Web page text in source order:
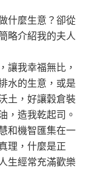
什麼生意？卻從
略介紹我的夫人
讓我幸福無比，
水的生意，或是
土，好讓穀倉裝
，造我乾起司。
和機智匯集在一
理，什麼是正
生經常充滿歡樂